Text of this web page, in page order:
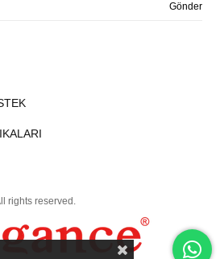
Gönder
rights reserved.